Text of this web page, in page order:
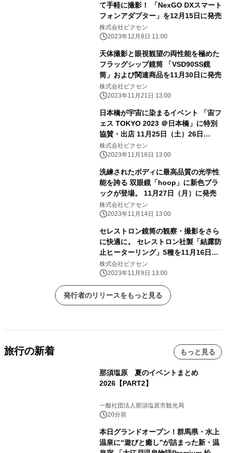
て手軽に撮影！ 「NexGO DXスマート
フォンアダプター」を12月15日に発売
株式会社ビクセン
2023年12月8日 11:00
天体撮影と眼視観望の両性能を極めた
フラッグシップ鏡筒 「VSD90SS鏡
筒」および関連商品を11月30日に発売
株式会社ビクセン
2023年11月21日 13:00
日本橋が宇宙に染まるイベント 「宙フ
ェス TOKYO 2023 ＠日本橋」に特別
協賛・出店 11月25日（土）26日
（日）開催
株式会社ビクセン
2023年11月16日 13:00
洗練されたボディに最高品質の光学性
能を誇る 双眼鏡「hoop」に新色ブラ
ックが登場。 11月27日（月）に発売
株式会社ビクセン
2023年11月14日 13:00
セレストロン鏡筒の観察・撮影をさら
に快適に。 セレストロン社製「結露防
止ヒーターリング」5種を11月16日
（木）に発売。
株式会社ビクセン
2023年11月9日 13:00
発行者のリリースをもっと見る
旅行の新着 もっと見る
那須塩原 夏のイベントまとめ
2026【PART2】
一般社団法人那須塩原市観光局
20分前
本日グランドオープン！群馬県・水上
温泉に“遊びと癒し”が詰まった新・温